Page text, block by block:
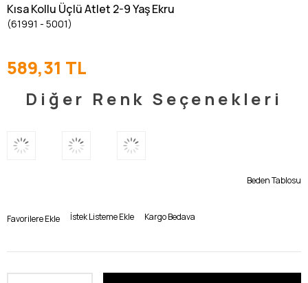
Kısa Kollu Üçlü Atlet 2-9 Yaş Ekru
(61991 - 5001)
589,31 TL
Diğer Renk Seçenekleri
Beden Tablosu
Favorilere Ekle İstek Listeme Ekle Kargo Bedava